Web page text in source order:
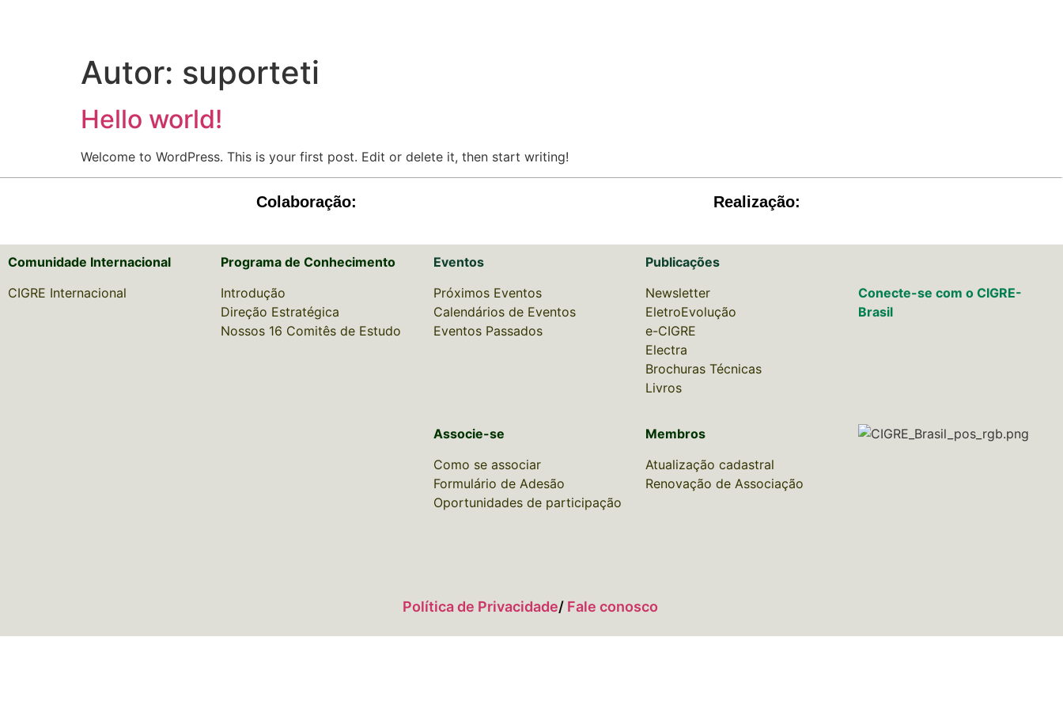
Autor: suporteti
Hello world!
Welcome to WordPress. This is your first post. Edit or delete it, then start writing!
Colaboração: Realização:
Comunidade Internacional
CIGRE Internacional
Programa de Conhecimento
Introdução
Direção Estratégica
Nossos 16 Comitês de Estudo
Eventos
Próximos Eventos
Calendários de Eventos
Eventos Passados
Publicações
Newsletter
EletroEvolução
e-CIGRE
Electra
Brochuras Técnicas
Livros
Conecte-se com o CIGRE-
Brasil
Associe-se
Como se associar
Formulário de Adesão
Oportunidades de participação
Membros
Atualização cadastral
Renovação de Associação
Política de Privacidade/ Fale conosco